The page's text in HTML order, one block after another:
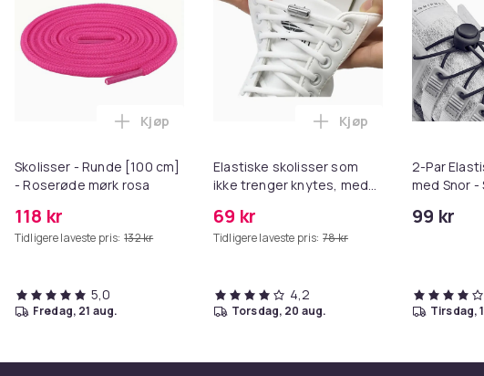
Skolisser - Runde [100 cm]
- Roserøde mørk rosa
118 kr
Tidligere laveste pris: 132 kr
Legg Skolisser - Runde [100 cm] - Roserøde mørk
Kjøp
5,0
fredag, 21 aug.
Elastiske skolisser som
ikke trenger knytes, med
69 kr
Tidligere laveste pris: 78 kr
Legg Elastiske
Kjøp
4,2
torsdag, 20 aug.
2-Par
med Snor
99 kr
tirsdag,